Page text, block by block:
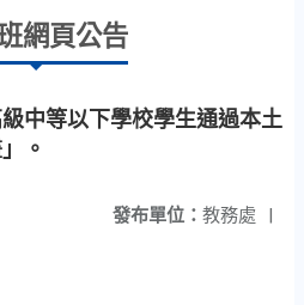
網頁公告
中等以下學校學生通過本土
。
發布單位： 教務處 |